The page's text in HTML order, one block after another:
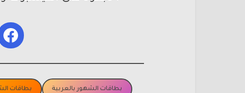
بطاقات الشهور بالعربية بطاقات